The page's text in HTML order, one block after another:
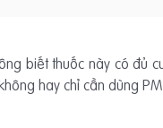
biết thuốc này có đủ
hay chỉ cần dùng